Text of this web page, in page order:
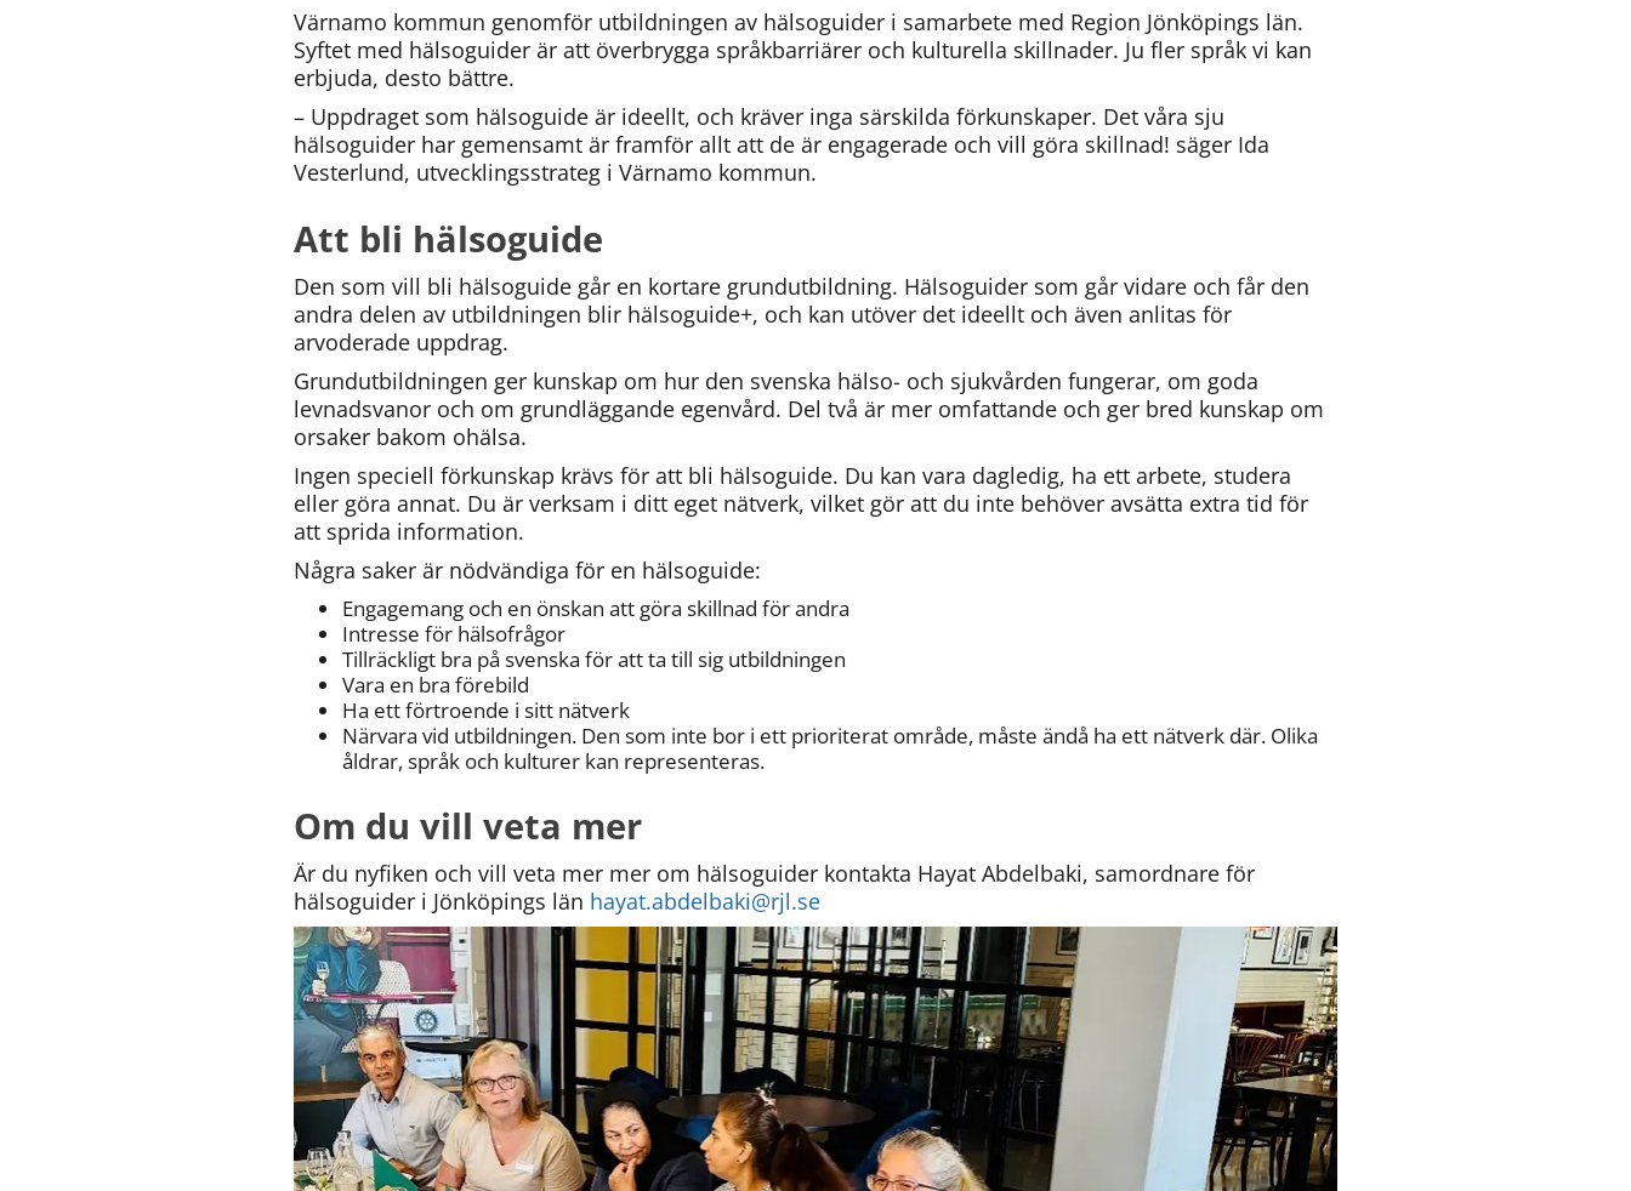
Värnamo kommun genomför utbildningen av hälsoguider i samarbete med Region Jönköpings län.
Syftet med hälsoguider är att överbrygga språkbarriärer och kulturella skillnader. Ju fler språk vi kan
erbjuda, desto bättre.
– Uppdraget som hälsoguide är ideellt, och kräver inga särskilda förkunskaper. Det våra sju
hälsoguider har gemensamt är framför allt att de är engagerade och vill göra skillnad! säger Ida
Vesterlund, utvecklingsstrateg i Värnamo kommun.
Att bli hälsoguide
Den som vill bli hälsoguide går en kortare grundutbildning. Hälsoguider som går vidare och får den
andra delen av utbildningen blir hälsoguide+, och kan utöver det ideellt och även anlitas för
arvoderade uppdrag.
Grundutbildningen ger kunskap om hur den svenska hälso- och sjukvården fungerar, om goda
levnadsvanor och om grundläggande egenvård. Del två är mer omfattande och ger bred kunskap om
orsaker bakom ohälsa.
Ingen speciell förkunskap krävs för att bli hälsoguide. Du kan vara dagledig, ha ett arbete, studera
eller göra annat. Du är verksam i ditt eget nätverk, vilket gör att du inte behöver avsätta extra tid för
att sprida information.
Några saker är nödvändiga för en hälsoguide:
Engagemang och en önskan att göra skillnad för andra
Intresse för hälsofrågor
Tillräckligt bra på svenska för att ta till sig utbildningen
Vara en bra förebild
Ha ett förtroende i sitt nätverk
Närvara vid utbildningen. Den som inte bor i ett prioriterat område, måste ändå ha ett nätverk där. Olika
åldrar, språk och kulturer kan representeras.
Om du vill veta mer
Är du nyfiken och vill veta mer mer om hälsoguider kontakta Hayat Abdelbaki, samordnare för
hälsoguider i Jönköpings län hayat.abdelbaki@rjl.se